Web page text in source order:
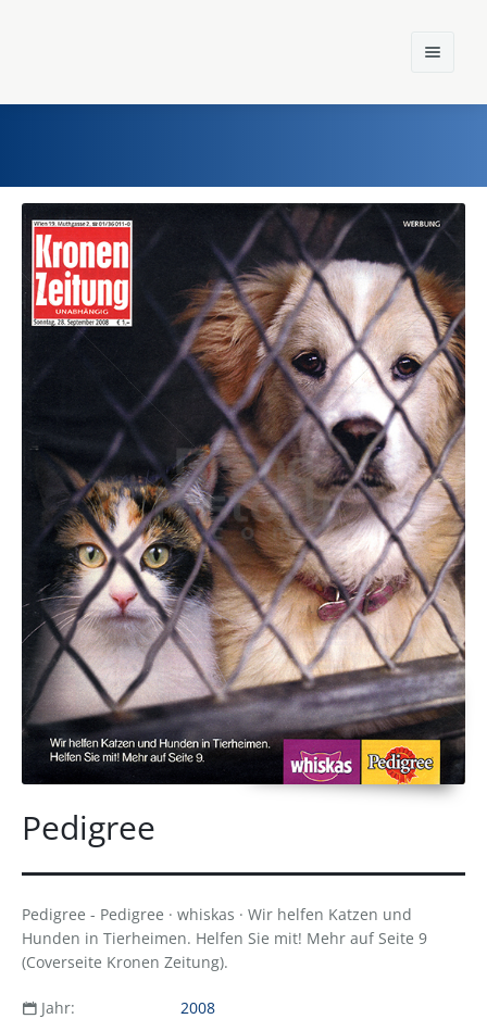
Home
Einst und Heute
Marken
Pedigree
Pedigree - Pedigree · whiskas · Wir helfen Katzen und
Hunden in Tierheimen. Helfen Sie mit! Mehr auf Seite 9
(Coverseite Kronen Zeitung).
Jahr:
2008